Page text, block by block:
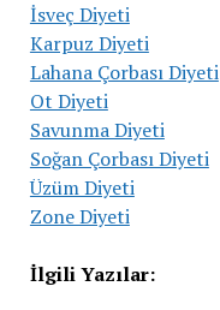
İsveç Diyeti
Karpuz Diyeti
Lahana Çorbası Diyeti
Ot Diyeti
Savunma Diyeti
Soğan Çorbası Diyeti
Üzüm Diyeti
Zone Diyeti
İlgili Yazılar: